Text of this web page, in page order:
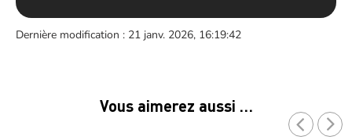
Dernière modification : 21 janv. 2026, 16:19:42
Vous aimerez aussi …